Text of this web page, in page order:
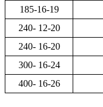
185-16-19
240- 12-20
240- 16-20
300- 16-24
400- 16-26